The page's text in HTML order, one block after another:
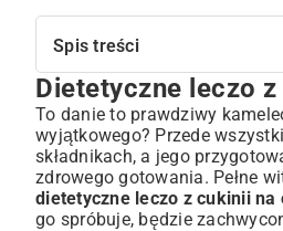
Spis treści
Dietetyczne leczo z cukinii –
Co to jest leczo i dlaczego
Krótka historia węgierskiego
Cukinia – niedoceniony
Składniki na dietetyczne
Świeże warzywa kluczem do
Dietetyczne leczo
To danie to prawdziwy
wyjątkowego? Przede
składnikach, a jego
zdrowego gotowania. Pełne
dietetyczne leczo z cukinii na
go spróbuje, będzie